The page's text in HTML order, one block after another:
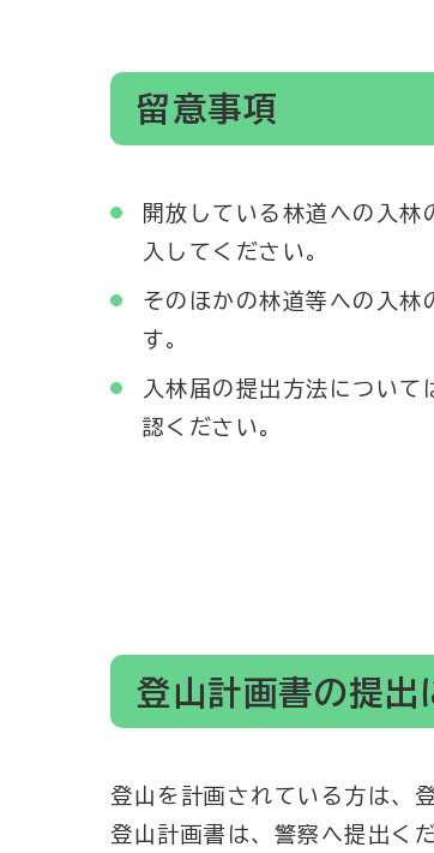
留意事項
開放している林道への入
入してください。
そのほかの林道等への入林
す。
入林届の提出方法について
認ください。
登山計画書の提出
登山を計画されている方は、
登山計画書は、警察へ提出く